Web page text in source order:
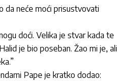
da neće moći prisustvovati
doći. Velika je stvar kada te
Halid je bio poseban. Žao mi je, ali
Pape je kratko dodao: